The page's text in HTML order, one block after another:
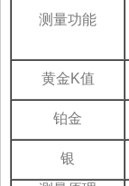
测量功能
黄金K值
铂金
银